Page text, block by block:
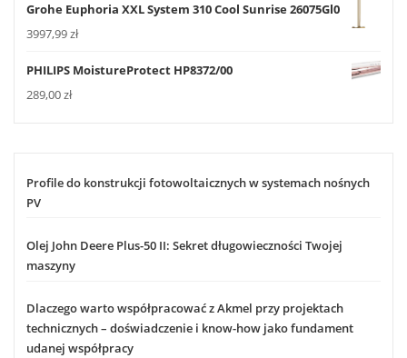
Grohe Euphoria XXL System 310 Cool Sunrise 26075Gl0
3997,99zł
PHILIPS MoistureProtect HP8372/00
289,00zł
Profile do konstrukcji fotowoltaicznych w systemach nośnych
PV
Olej John Deere Plus-50 II: Sekret długowieczności Twojej
maszyny
Dlaczego warto współpracować z Akmel przy projektach
technicznych – doświadczenie i know-how jako fundament
udanej współpracy